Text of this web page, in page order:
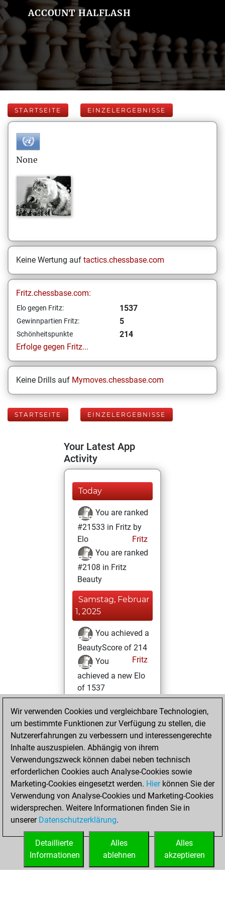
ACCOUNT HALFLASH
STARTSEITE EINZELERGEBNISSE
None
Keine Wertung auf tactics.chessbase.com
Fritz.chessbase.com:
Elo gegen Fritz: 1537
Gewinnpartien Fritz: 5
Schönheitspunkte
214
Erfolge gegen Fritz...
Keine Drills auf Mymoves.chessbase.com
STARTSEITE EINZELERGEBNISSE
Your Latest App
Activity
Today
You are ranked
#21533 in Fritz by
Elo
Fritz
You are ranked
#2108 in Fritz
Beauty
Samstag, Februar
1, 2025
You achieved a
BeautyScore of 214
Fritz
You
achieved a new Elo
of 1537
Mittwoch,
November 16,
2022
You won
against Fritz
Fritz
Mittwoch, April 21,
2021
You created
your Fritz account
Wir verwenden Cookies und vergleichbare Technologien,
um bestimmte Funktionen zur Verfügung zu stellen, die
Nutzererfahrungen zu verbessern und interessengerechte
Inhalte auszuspielen. Abhängig von ihrem
Verwendungszweck können dabei neben technisch
erforderlichen Cookies auch Analyse-Cookies sowie
Marketing-Cookies eingesetzt werden. Hierkönnen Sie der
Verwendung von Analyse-Cookies und Marketing-Cookies
widersprechen. Weitere Informationen finden Sie in
unserer Datenschutzerklärung.
Alles
akzeptieren
Alles
ablehnen
Detaillierte
Informationen